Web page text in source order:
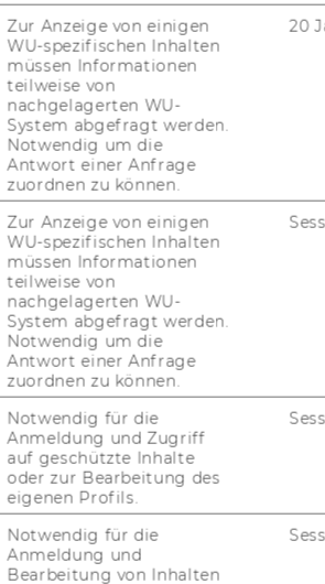
Zur Anzeige von einigen
WU-spezifischen Inhalten
müssen Informationen
teilweise von
nachgelagerten WU-
System abgefragt werden.
Notwendig um die
Antwort einer Anfrage
zuordnen zu können.
20
Zur Anzeige von einigen
WU-spezifischen Inhalten
müssen Informationen
teilweise von
nachgelagerten WU-
System abgefragt werden.
Notwendig um die
Antwort einer Anfrage
zuordnen zu können.
Notwendig für die
Anmeldung und Zugriff
auf geschützte Inhalte
oder zur Bearbeitung des
eigenen Profils.
Notwendig für die
Anmeldung und
Bearbeitung von Inhalten